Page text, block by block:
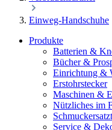
Einweg-Handschuhe
Produkte
Batterien &
Bücher &
Einrichtung &
Erstohrstecker
Maschinen &
Nützliches im
Service &